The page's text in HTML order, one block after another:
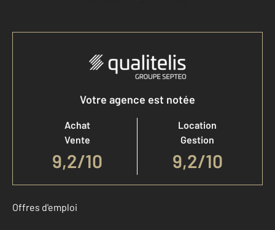
Votre agence est notée
Achat
Vente
9,2/10
Location
Gestion
9,2/10
Offres d'emploi